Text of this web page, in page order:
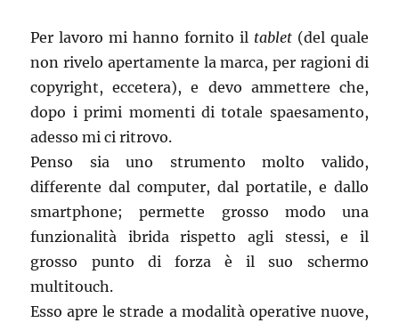
Per lavoro mi hanno fornito il tablet(del quale
non rivelo apertamente la marca, per ragioni di
copyright, eccetera), e devo ammettere che,
dopo i primi momenti di totale spaesamento,
adesso mi ci ritrovo.
Penso sia uno strumento molto valido,
differente dal computer, dal portatile, e dallo
smartphone; permette grosso modo una
funzionalità ibrida rispetto agli stessi, e il
grosso punto di forza è il suo schermo
multitouch.
Esso apre le strade a modalità operative nuove,